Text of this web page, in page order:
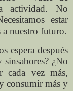
actividad. No
estar
a nuestro futuro.
espera después
¿No
cada vez más,
consumir más y